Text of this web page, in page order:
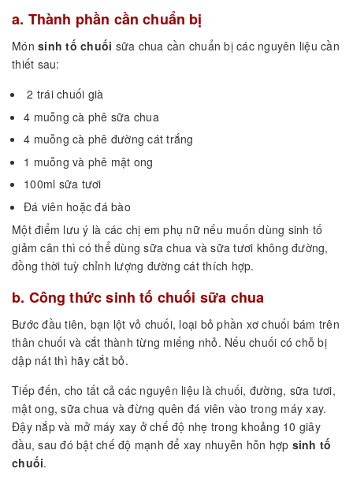
a. Thành phần cần chuẩn bị
Món sinh tố chuối sữa chua cần chuẩn bị các nguyên liệu cần
thiết sau:
2 trái chuối già
4 muỗng cà phê sữa chua
4 muỗng cà phê đường cát trắng
1 muỗng và phê mật ong
100ml sữa tươi
Đá viên hoặc đá bào
Một điểm lưu ý là các chị em phụ nữ nếu muốn dùng sinh tố
giảm cân thì có thể dùng sữa chua và sữa tươi không đường,
đồng thời tuỳ chỉnh lượng đường cát thích hợp.
b. Công thức sinh tố chuối sữa chua
Bước đầu tiên, bạn lột vỏ chuối, loại bỏ phần xơ chuối bám trên
thân chuối và cắt thành từng miếng nhỏ. Nếu chuối có chỗ bị
dập nát thì hãy cắt bỏ.
Tiếp đến, cho tất cả các nguyên liệu là chuối, đường, sữa tươi,
mật ong, sữa chua và đừng quên đá viên vào trong máy xay.
Đậy nắp và mở máy xay ở chế độ nhẹ trong khoảng 10 giây
đầu, sau đó bật chế độ mạnh để xay nhuyễn hỗn hợp sinh tố
chuối.